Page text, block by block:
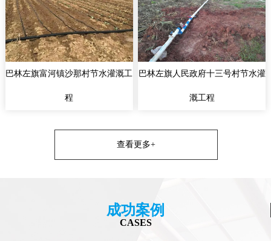
巴林左旗富河镇沙那村节水灌溉工
程
巴林左旗人民政府十三号村节水灌
溉工程
查看更多+
成功案例
CASES